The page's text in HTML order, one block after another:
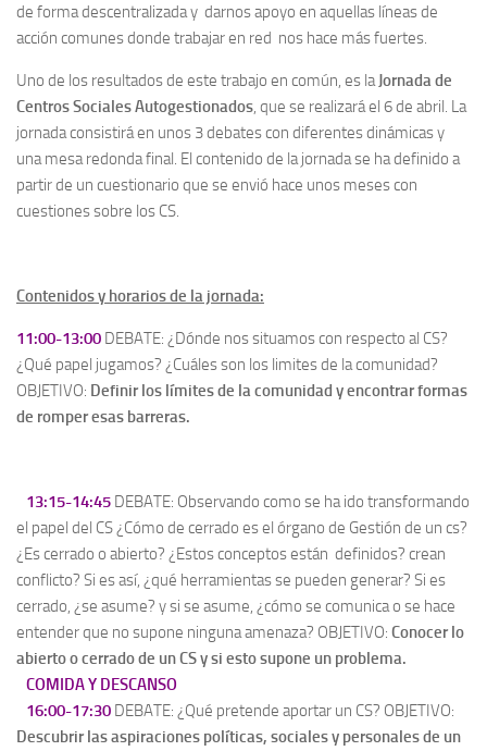
de forma descentralizada y darnos apoyo en aquellas líneas de
acción comunes donde trabajar en red nos hace más fuertes.
Uno de los resultados de este trabajo en común, es la Jornada de
Centros Sociales Autogestionados , que se realizará el 6 de abril. La
jornada consistirá en unos 3 debates con diferentes dinámicas y
una mesa redonda final. El contenido de la jornada se ha definido a
partir de un cuestionario que se envió hace unos meses con
cuestiones sobre los CS.
Contenidos y horarios de la jornada:
11:00-13:00 DEBATE: ¿Dónde nos situamos con respecto al CS?
¿Qué papel jugamos? ¿Cuáles son los limites de la comunidad?
OBJETIVO: Definir los límites de la comunidad y encontrar formas
de romper esas barreras.
13:15-14:45 DEBATE: Observando como se ha ido transformando
el papel del CS ¿Cómo de cerrado es el órgano de Gestión de un cs?
¿Es cerrado o abierto? ¿Estos conceptos están definidos? crean
conflicto? Si es así, ¿qué herramientas se pueden generar? Si es
cerrado, ¿se asume? y si se asume, ¿cómo se comunica o se hace
entender que no supone ninguna amenaza? OBJETIVO: Conocer lo
abierto o cerrado de un CS y si esto supone un problema.
COMIDA Y DESCANSO
16:00-17:30 DEBATE: ¿Qué pretende aportar un CS? OBJETIVO:
Descubrir las aspiraciones políticas, sociales y personales de un